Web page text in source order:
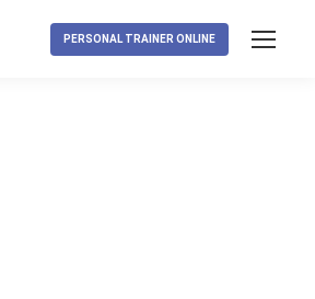
PERSONAL TRAINER ONLINE